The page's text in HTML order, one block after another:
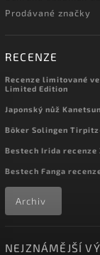
Prodávané značky
RECENZE
Recenze limitované
Limited Edition
Japonský nůž
Böker Solingen
Bestech Irida recenze
Bestech Fanga
Archiv
NEJZNÁMĚJŠÍ